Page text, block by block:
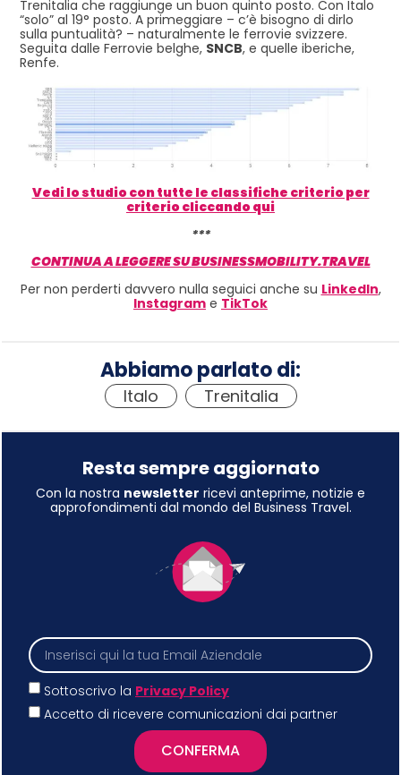
Trenitalia che raggiunge un buon quinto posto. Con Italo
“solo” al 19° posto. A primeggiare – c’è bisogno di dirlo
sulla puntualità? – naturalmente le ferrovie svizzere.
Seguita dalle Ferrovie belghe, SNCB, e quelle iberiche,
Renfe.
Vedi lo studio con tutte le classifiche criterio per
criterio cliccando qui
***
CONTINUA A LEGGERE SU BUSINESSMOBILITY.TRAVEL
Per non perderti davvero nulla seguici anche su LinkedIn,
Instagram e TikTok
Abbiamo parlato di:
Italo , Trenitalia
Resta sempre aggiornato
Con la nostra newsletter ricevi anteprime, notizie e
approfondimenti dal mondo del Business Travel.
Sottoscrivo la Privacy Policy
Accetto di ricevere comunicazioni dai partner
CONFERMA